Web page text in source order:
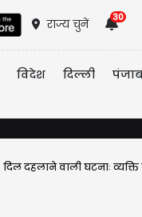
राज्य चुनें
30
विदेश दिल्ली पंजाब
दिल दहलाने वाली घटनाः